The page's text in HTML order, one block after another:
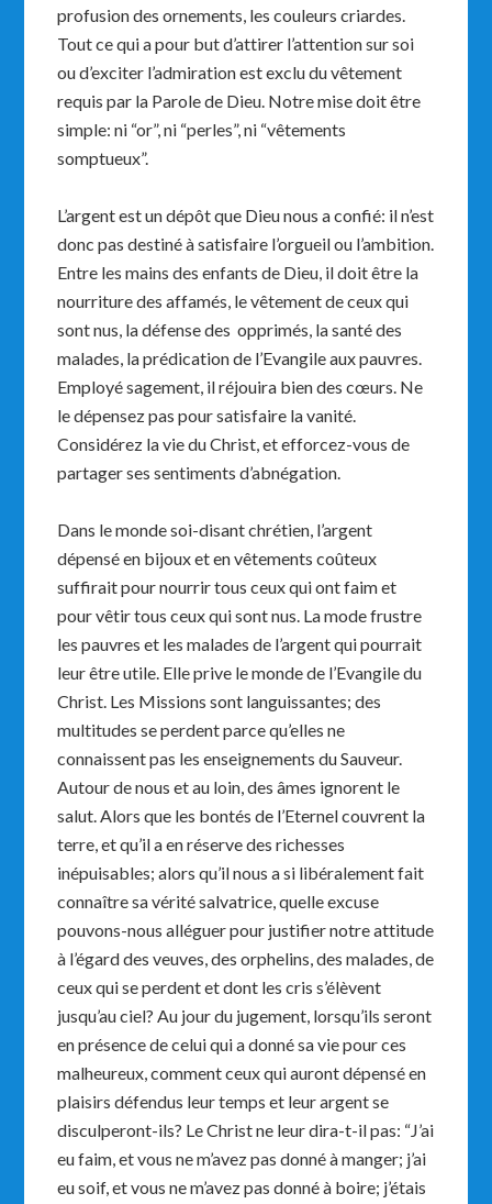
profusion des ornements, les couleurs criardes.
Tout ce qui a pour but d’attirer l’attention sur soi
ou d’exciter l’admiration est exclu du vêtement
requis par la Parole de Dieu. Notre mise doit être
simple: ni “or”, ni “perles”, ni “vêtements
somptueux”.
L’argent est un dépôt que Dieu nous a confié: il n’est
donc pas destiné à satisfaire l’orgueil ou l’ambition.
Entre les mains des enfants de Dieu, il doit être la
nourriture des affamés, le vêtement de ceux qui
sont nus, la défense des opprimés, la santé des
malades, la prédication de l’Evangile aux pauvres.
Employé sagement, il réjouira bien des cœurs. Ne
le dépensez pas pour satisfaire la vanité.
Considérez la vie du Christ, et efforcez-vous de
partager ses sentiments d’abnégation.
Dans le monde soi-disant chrétien, l’argent
dépensé en bijoux et en vêtements coûteux
suffirait pour nourrir tous ceux qui ont faim et
pour vêtir tous ceux qui sont nus. La mode frustre
les pauvres et les malades de l’argent qui pourrait
leur être utile. Elle prive le monde de l’Evangile du
Christ. Les Missions sont languissantes; des
multitudes se perdent parce qu’elles ne
connaissent pas les enseignements du Sauveur.
Autour de nous et au loin, des âmes ignorent le
salut. Alors que les bontés de l’Eternel couvrent la
terre, et qu’il a en réserve des richesses
inépuisables; alors qu’il nous a si libéralement fait
connaître sa vérité salvatrice, quelle excuse
pouvons-nous alléguer pour justifier notre attitude
à l’égard des veuves, des orphelins, des malades, de
ceux qui se perdent et dont les cris s’élèvent
jusqu’au ciel? Au jour du jugement, lorsqu’ils seront
en présence de celui qui a donné sa vie pour ces
malheureux, comment ceux qui auront dépensé en
plaisirs défendus leur temps et leur argent se
disculperont-ils? Le Christ ne leur dira-t-il pas: “J’ai
eu faim, et vous ne m’avez pas donné à manger; j’ai
eu soif, et vous ne m’avez pas donné à boire; j’étais